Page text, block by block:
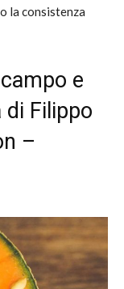
la consistenza
e
Filippo
–